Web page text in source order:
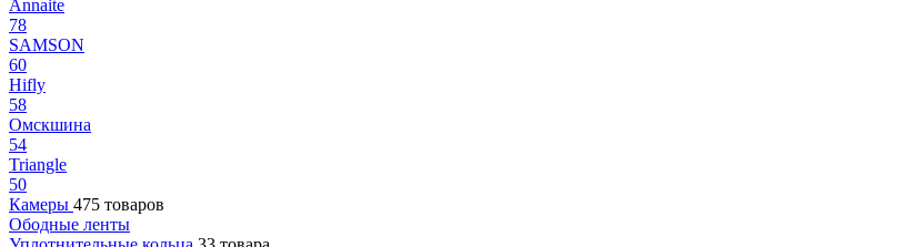
Annaite
78
SAMSON
60
Hifly
58
Омскшина
54
Triangle
50
Камеры 475 товаров
Ободные ленты